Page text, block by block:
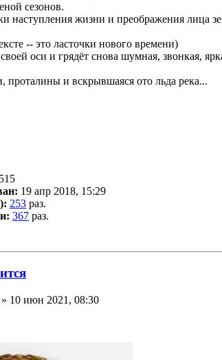
сезонов.
наступления жизни и преображения лица
-- это ласточки нового времени)
оси и грядёт снова шумная, звонкая,
проталины и вскрывшаяся ото льда река...
19 апр 2018, 15:29
253 раз.
367 раз.
» 10 июн 2021, 08:30